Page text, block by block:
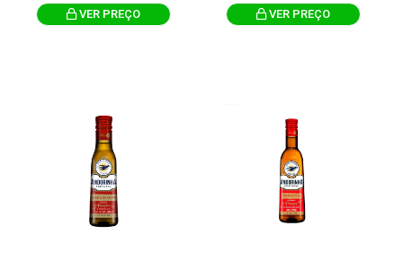
VER PREÇO VER PREÇO